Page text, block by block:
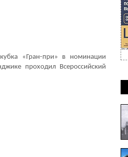
«Гран-при» в номинации
проходил Всероссийский